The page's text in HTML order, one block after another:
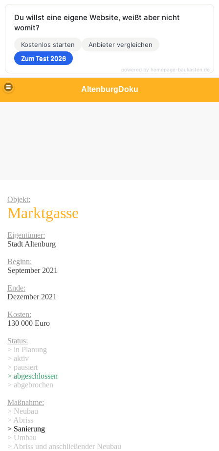
AltenburgDoku
Objekt:
Marktgasse
Eigentümer:
Stadt Altenburg
Beginn:
September 2021
Ende:
Dezember 2021
Kosten:
130 000 Euro
Status:
> in Planung
> aktiv
> pausiert
> abgeschlossen
> abgebrochen
Maßnahme:
> Neubau
> Abriss
> Sanierung
> Umbau
> Abriss und anschließender Neubau
Du willst eine eigene Website, weißt aber nicht
womit?
Kostenlos starten
Anbieter vergleichen
Zum Test 2026
powered by homepage-baukasten.de